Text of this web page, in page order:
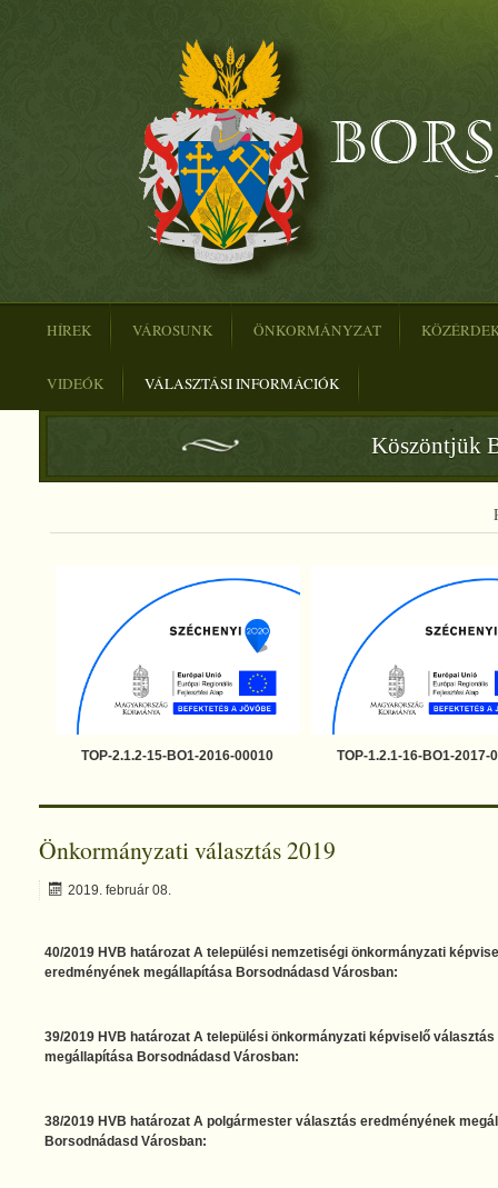
HÍREK VÁROSUNK ÖNKORMÁNYZAT
VIDEÓK VÁLASZTÁSI INFORMÁCIÓK
Köszöntjük
TOP-2.1.2-15-BO1-2016-00010 TOP-1.2.1-16-BO1-2017-
Önkormányzati választás 2019
2019. február 08.
40/2019 HVB határozat A települési nemzetiségi önkormányzati
eredményének megállapítása Borsodnádasd Városban:
39/2019 HVB határozat A települési önkormányzati képviselő
megállapítása Borsodnádasd Városban:
38/2019 HVB határozat A polgármester választás eredményének
Borsodnádasd Városban: